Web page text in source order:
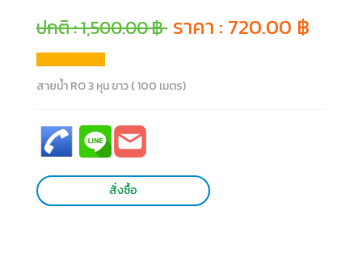
ปกติ : 1,500.00 ฿ ราคา : 720.00 ฿
สายน้ำ RO 3 หุน ขาว ( 100 เมตร)
สั่งซื้อ